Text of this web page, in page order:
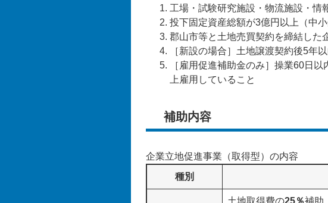
工場・試験研究施設・物流施設・情
投下固定資産総額が3億円以上（中
郡山市等と土地売買契約を締結した
［新設の場合］土地譲渡契約後5年
［雇用促進補助金のみ］操業60日
上雇用していること
補助内容
企業立地促進事業（取得型）の内容
種別
土地取得費の25％補助